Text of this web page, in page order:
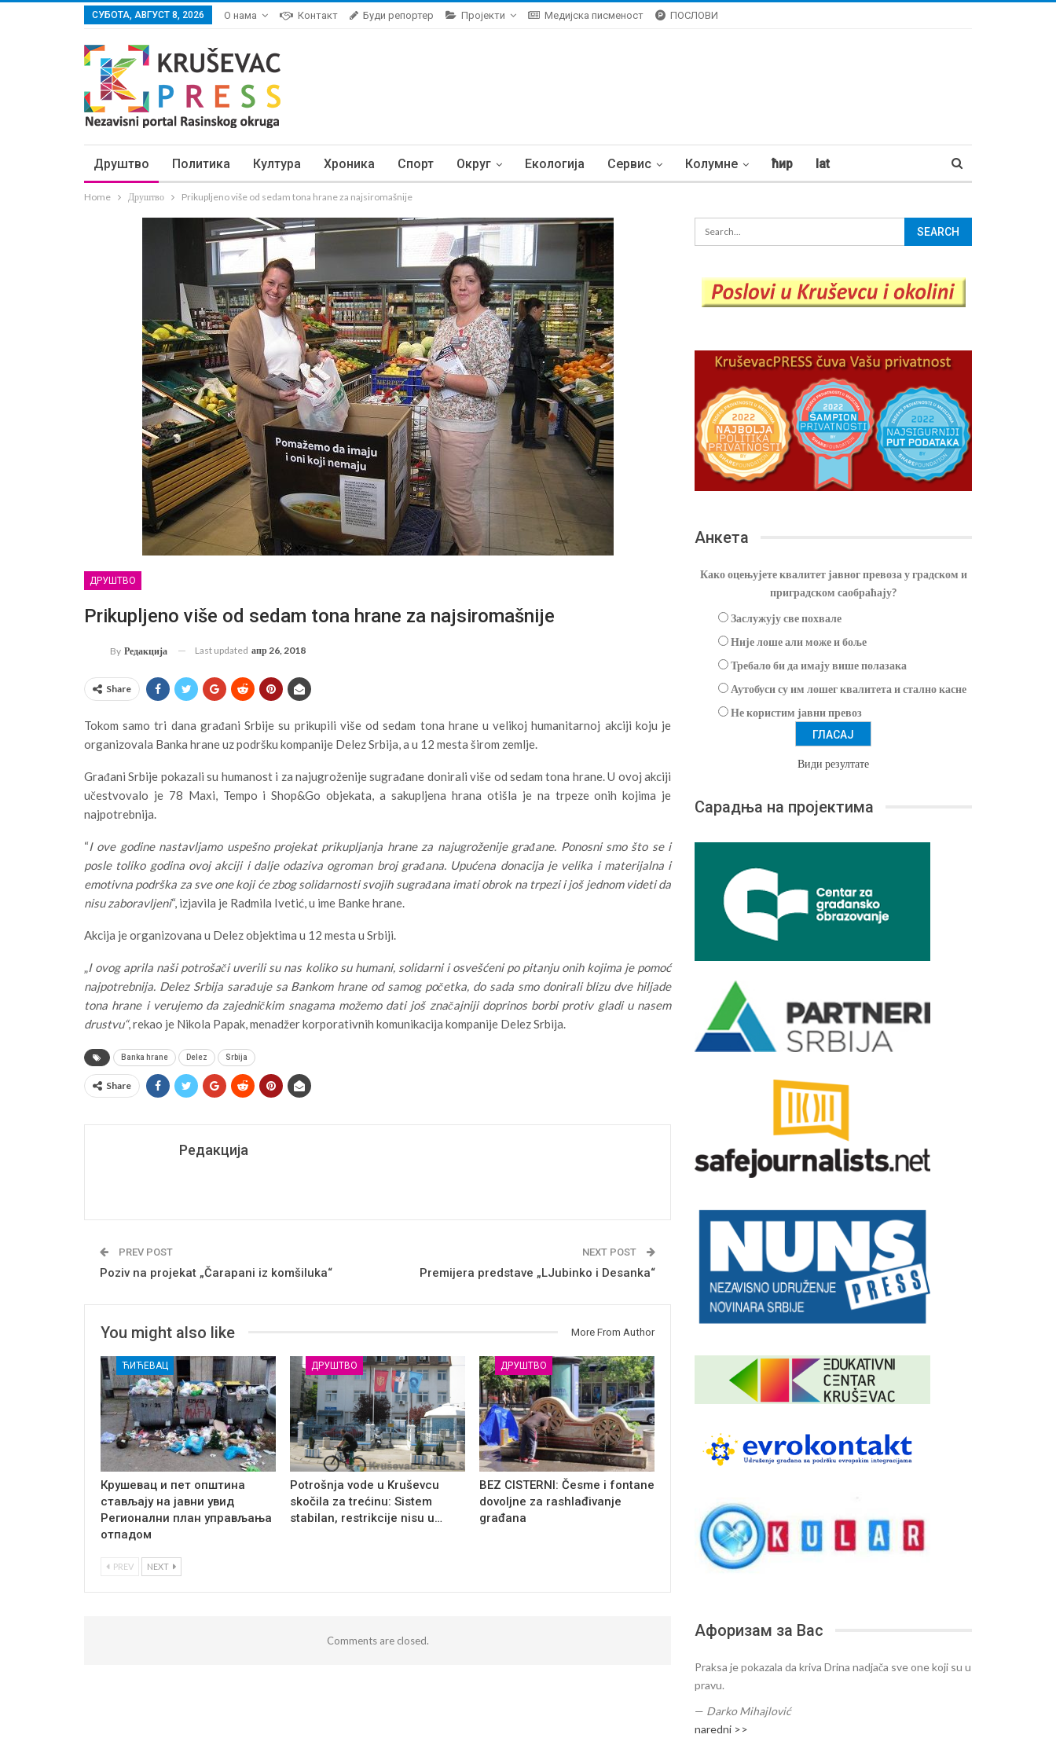
СУБОТА, АВГУСТ 8, 2026 О нама Контакт Буди репортер Пројекти Медијска писменост ПОСЛОВИ
Друштво Политика Култура Хроника Спорт Округ Екологија Сервис Колумне ћир lat
Home Друштво Prikupljeno više od sedam tona hrane za najsiromašnije
ДРУШТВО
Prikupljeno više od sedam tona hrane za najsiromašnije
By Редакција Last updated апр 26, 2018
Share
Tokom samo tri dana građani Srbije su prikupili više od sedam tona hrane u velikoj humanitarnoj akciji koju je
organizovala Banka hrane uz podršku kompanije Delez Srbija, a u 12 mesta širom zemlje.
Građani Srbije pokazali su humanost i za najugroženije sugrađane donirali više od sedam tona hrane. U ovoj akciji
učestvovalo je 78 Maxi, Tempo i Shop&Go objekata, a sakupljena hrana otišla je na trpeze onih kojima je
najpotrebnija.
“I ove godine nastavljamo uspešno projekat prikupljanja hrane za najugroženije građane. Ponosni smo što se i
posle toliko godina ovoj akciji i dalje odaziva ogroman broj građana. Upućena donacija je velika i materijalna i
emotivna podrška za sve one koji će zbog solidarnosti svojih sugrađana imati obrok na trpezi i još jednom videti da
nisu zaboravljeni“, izjavila je Radmila Ivetić, u ime Banke hrane.
Akcija je organizovana u Delez objektima u 12 mesta u Srbiji.
„I ovog aprila naši potrošači uverili su nas koliko su humani, solidarni i osvešćeni po pitanju onih kojima je pomoć
najpotrebnija. Delez Srbija sarađuje sa Bankom hrane od samog početka, do sada smo donirali blizu dve hiljade
tona hrane i verujemo da zajedničkim snagama možemo dati još značajniji doprinos borbi protiv gladi u nasem
drustvu“, rekao je Nikola Papak, menadžer korporativnih komunikacija kompanije Delez Srbija.
Banka hrane Delez Srbija
Share
Редакција
PREV POST
Poziv na projekat „Čarapani iz komšiluka“
NEXT POST
Premijera predstave „LJubinko i Desanka“
You might also like More From Author
ЋИЋЕВАЦ
Крушевац и пет општина
стављају на јавни увид
Регионални план управљања
отпадом
ДРУШТВО
Potrošnja vode u Kruševcu
skočila za trećinu: Sistem
stabilan, restrikcije nisu u…
ДРУШТВО
BEZ CISTERNI: Česme i fontane
dovoljne za rashlađivanje
građana
PREV NEXT
Comments are closed.
Анкета
Како оцењујете квалитет јавног превоза у градском и
приградском саобраћају?
Заслужују све похвале
Није лоше али може и боље
Требало би да имају више полазака
Аутобуси су им лошег квалитета и стално касне
Не користим јавни превоз
Види резултате
Сарадња на пројектима
Афоризам за Вас
Praksa je pokazala da kriva Drina nadjača sve one koji su u
pravu.
— Darko Mihajlović
naredni >>